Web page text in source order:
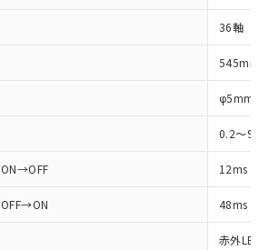
36軸
545mm
φ5mm
0.2～9m
ON→OFF 12ms
OFF→ON 48ms
赤外LED